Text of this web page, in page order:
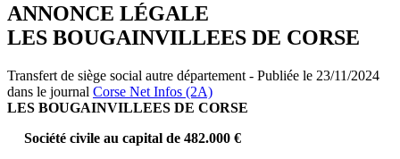
ANNONCE LÉGALE
LES BOUGAINVILLEES DE CORSE
Transfert de siège social autre département - Publiée le 23/11/2024
dans le journal Corse Net Infos (2A)
LES BOUGAINVILLEES DE CORSE
Société civile au capital de 482.000 €